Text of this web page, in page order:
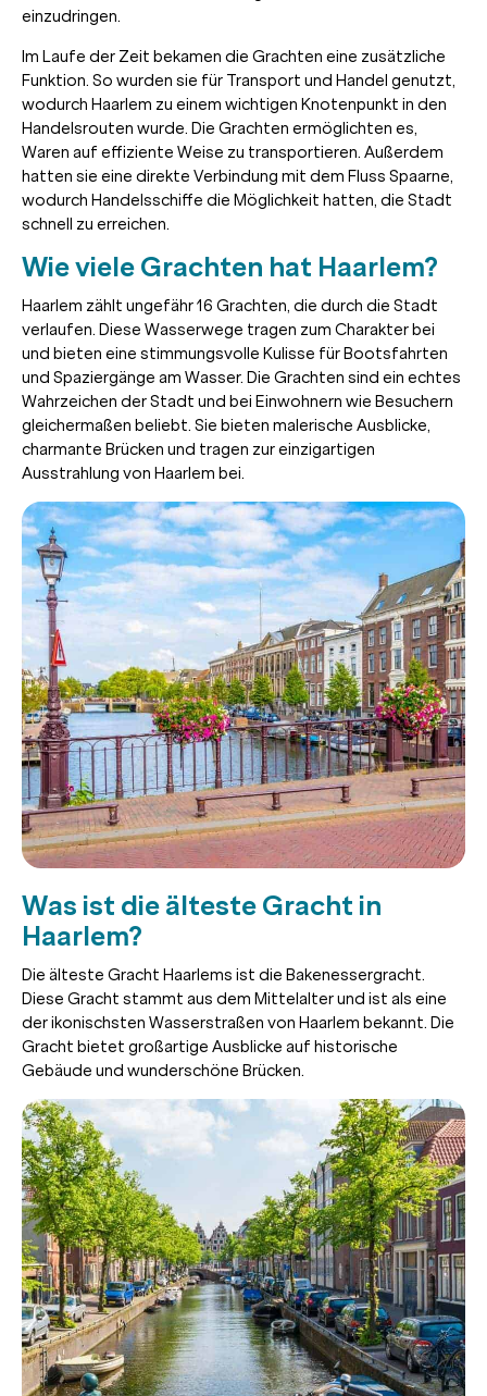
einzudringen.
Im Laufe der Zeit bekamen die Grachten eine zusätzliche
Funktion. So wurden sie für Transport und Handel genutzt,
wodurch Haarlem zu einem wichtigen Knotenpunkt in den
Handelsrouten wurde. Die Grachten ermöglichten es,
Waren auf effiziente Weise zu transportieren. Außerdem
hatten sie eine direkte Verbindung mit dem Fluss Spaarne,
wodurch Handelsschiffe die Möglichkeit hatten, die Stadt
schnell zu erreichen.
Wie viele Grachten hat Haarlem?
Haarlem zählt ungefähr 16 Grachten, die durch die Stadt
verlaufen. Diese Wasserwege tragen zum Charakter bei
und bieten eine stimmungsvolle Kulisse für Bootsfahrten
und Spaziergänge am Wasser. Die Grachten sind ein echtes
Wahrzeichen der Stadt und bei Einwohnern wie Besuchern
gleichermaßen beliebt. Sie bieten malerische Ausblicke,
charmante Brücken und tragen zur einzigartigen
Ausstrahlung von Haarlem bei.
Was ist die älteste Gracht in
Haarlem?
Die älteste Gracht Haarlems ist die Bakenessergracht.
Diese Gracht stammt aus dem Mittelalter und ist als eine
der ikonischsten Wasserstraßen von Haarlem bekannt. Die
Gracht bietet großartige Ausblicke auf historische
Gebäude und wunderschöne Brücken.